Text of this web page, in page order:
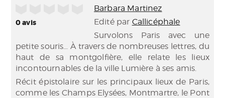
0avis
Barbara Martinez
Edité par Callicéphale
Survolons Paris avec une
petite souris… À travers de nombreuses lettres, du
haut de sa montgolfière, elle relate les lieux
incontournables de la ville Lumière à ses amis.
Récit épistolaire sur les principaux lieux de Paris,
comme les Champs Elysées, Montmartre, le Pont